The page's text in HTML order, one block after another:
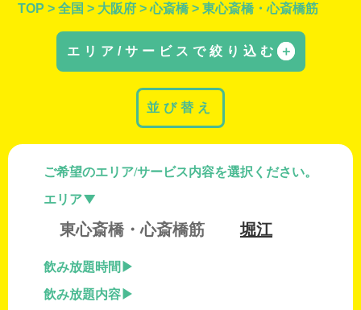
TOP > 全国 > 大阪府 > 心斎橋 > 東心斎橋・心斎橋筋
エリア/サービスで絞り込む ＋
ご希望のエリア/サービス内容を選択ください。
エリア
東心斎橋・心斎橋筋 堀江
飲み放題時間
飲み放題内容
並び替え